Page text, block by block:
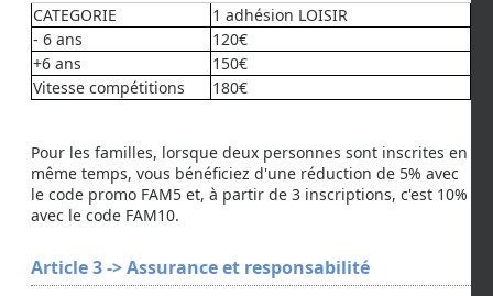
CATEGORIE
1 adhésion LOISIR
- 6 ans
120€
+6 ans
150€
Vitesse compétitions
180€
Pour les familles, lorsque deux personnes sont inscrites en
même temps, vous bénéficiez d'une réduction de 5% avec
le code promo FAM5 et, à partir de 3 inscriptions, c'est 10%
avec le code FAM10.
Article 3 -> Assurance et responsabilité